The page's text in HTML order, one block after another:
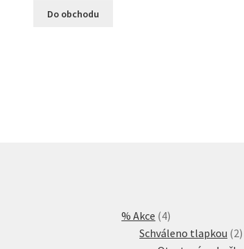
Do obchodu
% Akce 44
produkty
Schváleno tlapkou 22